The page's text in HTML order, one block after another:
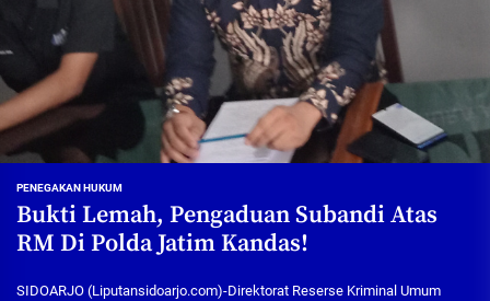
PENEGAKAN HUKUM
Bukti Lemah, Pengaduan Subandi Atas
RM Di Polda Jatim Kandas!
SIDOARJO (Liputansidoarjo.com)-Direktorat Reserse Kriminal Umum